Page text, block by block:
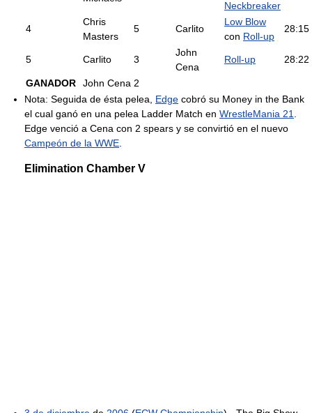
Neckbreaker
4
Chris
Masters
5 Carlito
Low Blow
con Roll-up
28:15
5 Carlito 3
John
Cena
Roll-up 28:22
GANADOR John Cena 2
Nota: Seguida de ésta pelea, Edge cobró su Money in the Bank
el cual ganó en una pelea Ladder Match en WrestleMania 21
Edge venció a Cena con 2 spears y se convirtió en el nuevo
Campeón de la WWE
Elimination Chamber V